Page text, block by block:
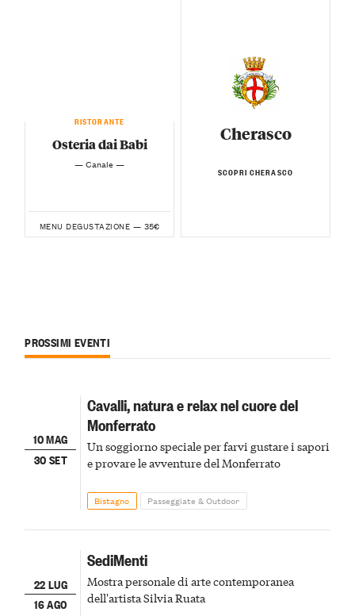
RISTORANTE
Osteria dai Babi
— Canale —
MENU DEGUSTAZIONE — 35€
Cherasco
SCOPRI CHERASCO
PROSSIMI EVENTI
10 MAG
30 SET
Cavalli, natura e relax nel cuore del
Monferrato
Un soggiorno speciale per farvi gustare i sapori
e provare le avventure del Monferrato
Bistagno Passeggiate & Outdoor
22 LUG
16 AGO
SediMenti
Mostra personale di arte contemporanea
dell'artista Silvia Ruata